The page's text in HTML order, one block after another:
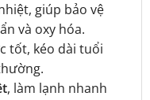
giúp bảo vệ
và oxy hóa.
tốt, kéo dài tuổi
, làm lạnh nhanh